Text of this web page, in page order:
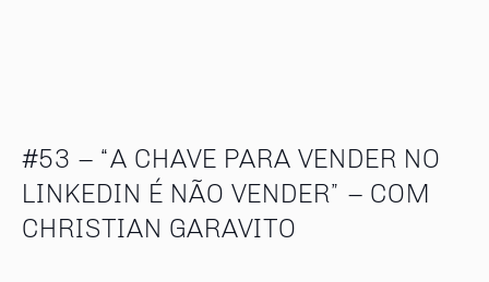
#53 – “A CHAVE PARA VENDER NO
LINKEDIN É NÃO VENDER” – COM
CHRISTIAN GARAVITO